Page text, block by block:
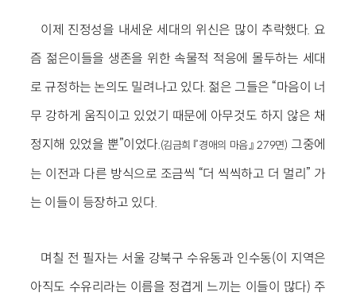
이제 진정성을 내세운 세대의 위신은 많이 추락했다. 요
즘 젊은이들을 생존을 위한 속물적 적응에 몰두하는 세대
로 규정하는 논의도 밀려나고 있다. 젊은 그들은 “마음이 너
무 강하게 움직이고 있었기 때문에 아무것도 하지 않은 채
정지해 있었을 뿐”이었다.(김금희 『경애의 마음』 279면) 그중에
는 이전과 다른 방식으로 조금씩 “더 씩씩하고 더 멀리” 가
는 이들이 등장하고 있다.
며칠 전 필자는 서울 강북구 수유동과 인수동(이 지역은
아직도 수유리라는 이름을 정겹게 느끼는 이들이 많다) 주